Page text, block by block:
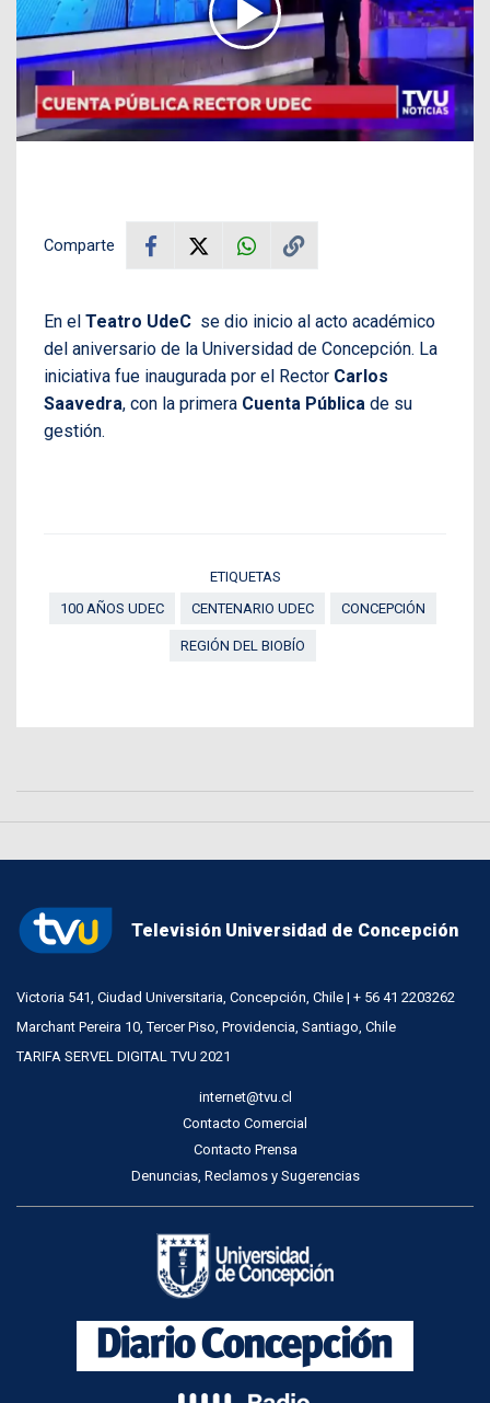
Comparte
En el Teatro UdeC se dio inicio al acto académico
del aniversario de la Universidad de Concepción. La
iniciativa fue inaugurada por el Rector Carlos
Saavedra, con la primera Cuenta Pública de su
gestión.
ETIQUETAS
100 AÑOS UDEC
CENTENARIO UDEC CONCEPCIÓN
REGIÓN DEL BIOBÍO
Televisión Universidad de Concepción
Victoria 541, Ciudad Universitaria, Concepción, Chile | + 56 41 2203262
Marchant Pereira 10, Tercer Piso, Providencia, Santiago, Chile
TARIFA SERVEL DIGITAL TVU 2021
internet@tvu.cl
Contacto Comercial
Contacto Prensa
Denuncias, Reclamos y Sugerencias